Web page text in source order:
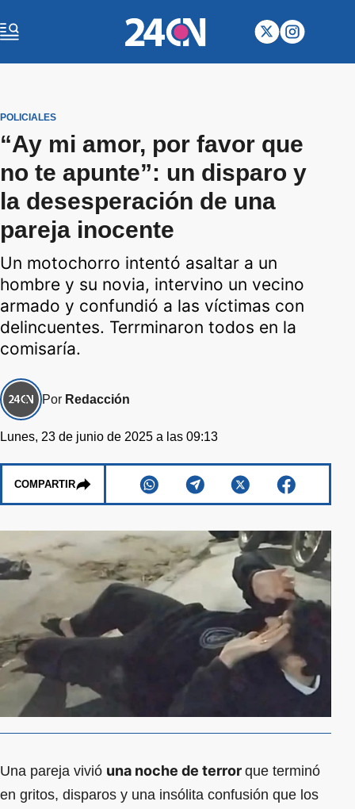
POLICIALES
“Ay mi amor, por favor que
no te apunte”: un disparo y
la desesperación de una
pareja inocente
Un motochorro intentó asaltar a un
hombre y su novia, intervino un vecino
armado y confundió a las víctimas con
delincuentes. Terrminaron todos en la
comisaría.
Por Redacción
Lunes, 23 de junio de 2025 a las 09:13
COMPARTIR
Una pareja vivió una noche de terror que terminó
en gritos, disparos y una insólita confusión que los